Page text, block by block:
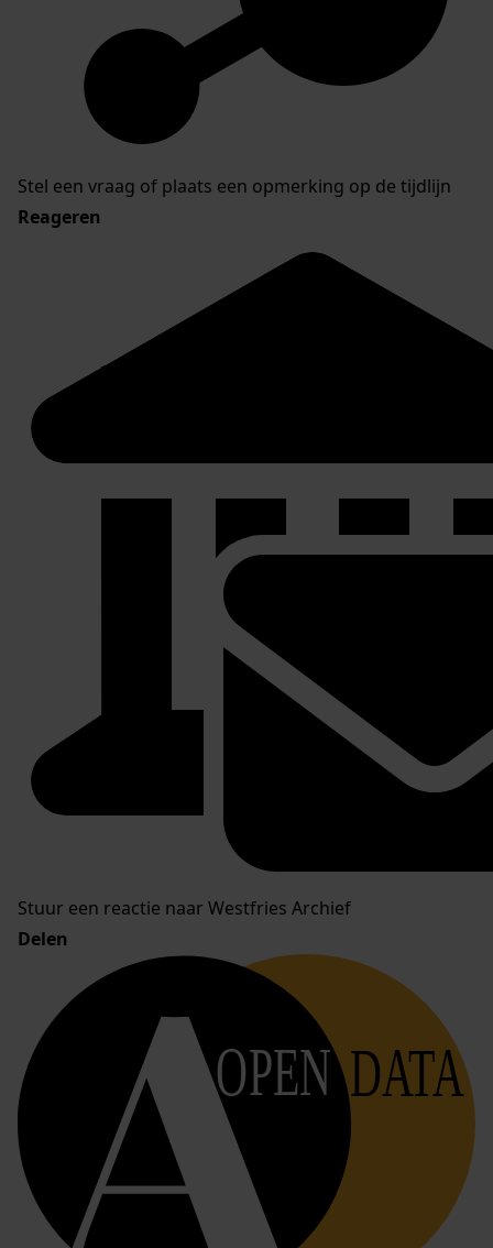
Stel een vraag of plaats een opmerking op de tijdlijn
Reageren
Stuur een reactie naar Westfries Archief
Delen
OPEN DATA